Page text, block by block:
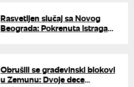
Rasvetljen slučaj sa Novog
Beograda: Pokrenuta istraga
Obrušili se građevinski blokovi
u Zemunu: Dvoje dece